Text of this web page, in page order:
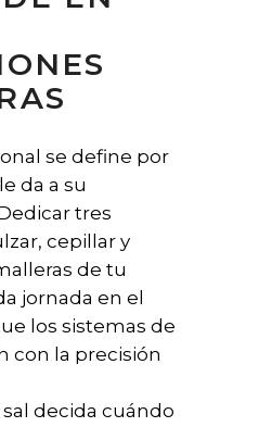
se define por
da a su
tres
cepillar y
de tu
jornada en el
los sistemas de
con la precisión
decida cuándo